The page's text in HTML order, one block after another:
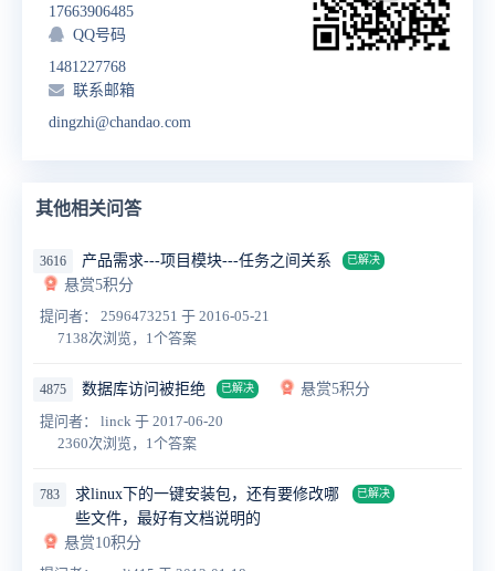
17663906485
QQ号码
1481227768
联系邮箱
dingzhi@chandao.com
其他相关问答
3616 产品需求---项目模块---任务之间关系 已解决
悬赏5积分
提问者： 2596473251 于 2016-05-21
7138次浏览，1个答案
4875 数据库访问被拒绝 已解决
悬赏5积分
提问者： linck 于 2017-06-20
2360次浏览，1个答案
783
求linux下的一键安装包，还有要修改哪
些文件，最好有文档说明的
已解决
悬赏10积分